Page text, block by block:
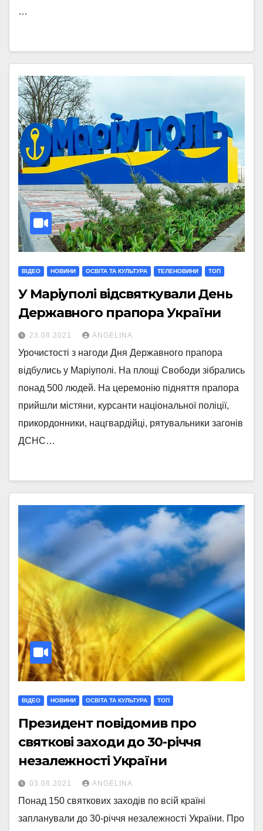
…
ВІДЕО НОВИНИ ОСВІТА ТА КУЛЬТУРА ТЕЛЕНОВИНИ ТОП
У Маріуполі відсвяткували День
Державного прапора України
23.08.2021 ANGELINA
Урочистості з нагоди Дня Державного прапора
відбулись у Маріуполі. На площі Свободи зібрались
понад 500 людей. На церемонію підняття прапора
прийшли містяни, курсанти національної поліції,
прикордонники, нацгвардійці, рятувальники загонів
ДСНС…
ВІДЕО НОВИНИ ОСВІТА ТА КУЛЬТУРА ТОП
Президент повідомив про
святкові заходи до 30-річчя
незалежності України
03.08.2021 ANGELINA
Понад 150 святкових заходів по всій країні
запланували до 30-річчя незалежності України. Про